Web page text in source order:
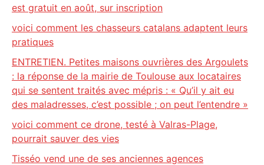
est gratuit en août, sur inscription
voici comment les chasseurs catalans adaptent leurs
pratiques
ENTRETIEN. Petites maisons ouvrières des Argoulets
: la réponse de la mairie de Toulouse aux locataires
qui se sentent traités avec mépris : « Qu’il y ait eu
des maladresses, c’est possible ; on peut l’entendre »
voici comment ce drone, testé à Valras-Plage,
pourrait sauver des vies
Tisséo vend une de ses anciennes agences